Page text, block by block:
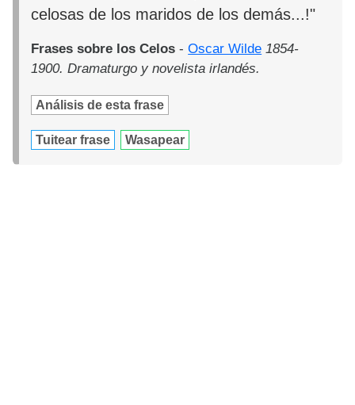
celosas de los maridos de los demás...!"
Frases sobre los Celos -Oscar Wilde 1854-
1900. Dramaturgo y novelista irlandés.
Análisis de esta frase
Tuitear frase Wasapear